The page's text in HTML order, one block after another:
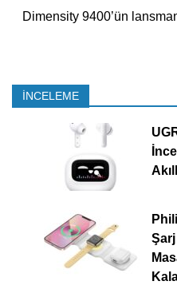
Dimensity 9400’ün
İNCELEME